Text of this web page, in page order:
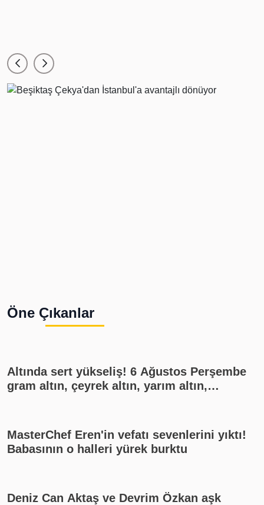
Öne Çıkanlar
Altında sert yükseliş! 6 Ağustos Perşembe
gram altın, çeyrek altın, yarım altın,
MasterChef Eren'in vefatı sevenlerini yıktı!
Babasının o halleri yürek burktu
Deniz Can Aktaş ve Devrim Özkan aşk